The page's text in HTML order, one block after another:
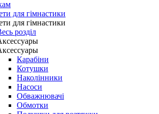
для гімнастики
для гімнастики
розділ
Карабіни
Котушки
Наколінники
Насоси
Обважнювачі
Обмотки